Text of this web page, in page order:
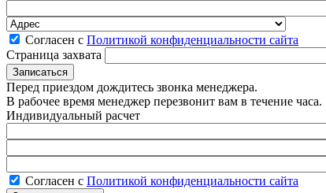
Согласен с Политикой конфиденциальности сайта
Страница захвата
Перед приездом дождитесь звонка менеджера.
В рабочее время менеджер перезвонит вам в течение часа.
Индивидуальный расчет
Согласен с Политикой конфиденциальности сайта